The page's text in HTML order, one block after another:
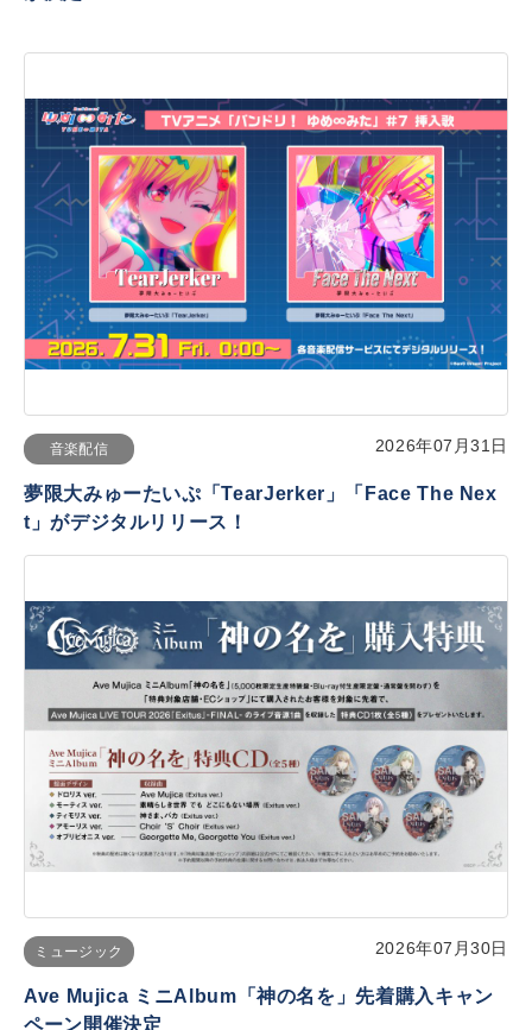
音楽配信 2026年07月31日
夢限大みゅーたいぷ「TearJerker」「Face The Nex
t」がデジタルリリース！
ミュージック 2026年07月30日
Ave Mujica ミニAlbum「神の名を」先着購入キャン
ペーン開催決定